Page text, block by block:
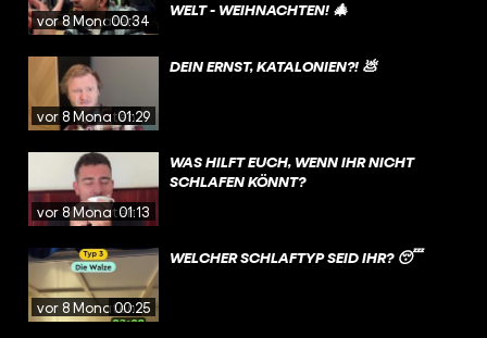
vor 8 Monaten
00:34
WELT - WEIHNACHTEN! 🎄
vor 8 Monaten01:29
DEIN ERNST, KATALONIEN?! 💩
vor 8 Monaten01:13
WAS HILFT EUCH, WENN IHR NICHT
SCHLAFEN KÖNNT?
vor 8 Monaten
00:25
WELCHER SCHLAFTYP SEID IHR? 😴